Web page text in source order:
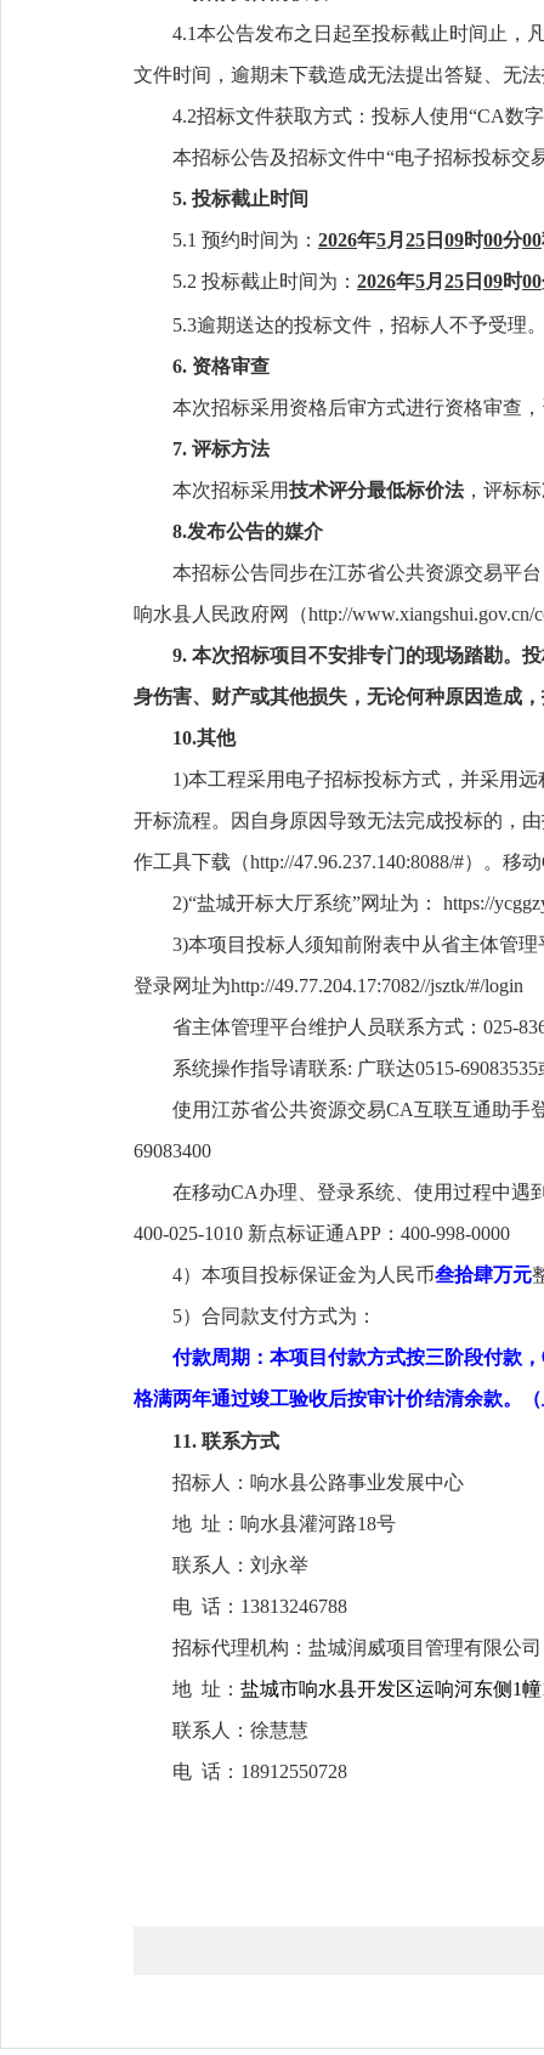
4.1本公告发布之日起至投标截止时间止，
文件时间，逾期未下载造成无法提出答疑、无
4.2招标文件获取方式：投标人使用“CA数
本招标公告及招标文件中“电子招标投标交
5. 投标截止时间
5.1 预约时间为 ： 2026年5月 25 日 09时00分00
5.2 投标截止时间为 ： 2026年5月 25 日 09时00
5.3逾期送达的投标文件，招标人不予受理
6. 资格审查
本次招标采用资格后审方式进行资格审查
7. 评标方法
本次招标采用技术评分最低标价法，评标
8.发布公告的媒介
本招标公告同步在江苏省公共资源交易平
响水县人民政府网
（http://www.xiangshui.gov.cn/
9. 本次招标项目不安排专门的现场踏勘。
身伤害、财产或其他损失，无论何种原因造成
10.其他
1)本工程采用电子招标投标方式，并采用
开标流程。因自身原因导致无法完成投标的，
作工具下载（http://47.96.237.140:8088/#）。移
2)“盐城开标大厅系统”网址为： https://
3)本项目投标人须知前附表中从省主体管
登录网址为http://49.77.204.17:7082//jsztk/#/login
省主体管理平台维护人员联系方式：025-
系统操作指导请联系: 广联达0515-69083535
使用江苏省公共资源交易CA互联互通助手
69083400
在移动CA办理、登录系统、使用过程中遇
400-025-1010 新点标证通APP：400-998-0000
4）本项目投标保证金为人民币叁拾肆万元
5） 合同款支付方式为：
付款周期：本项目付款方式按三阶段付款
格满两年通过竣工验收后按审计价结清余款。
11. 联系方式
招标人： 响水县公路事业发展中心
地 址：响水县灌河路18号
联系人： 刘永举
电 话： 13813246788
招标代理机构： 盐城润威项目管理有限公司
地 址： 盐城市响水县开发区运响河东侧1
联系人： 徐慧慧
电 话： 18912550728